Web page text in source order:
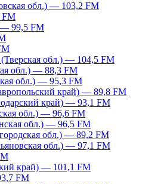
обл.) — 103,2 FM
FM
99,5 FM
обл.) — 104,5 FM
обл.) — 88,3 FM
обл.) — 95,3 FM
край) — 89,8 FM
край) — 93,1 FM
обл.) — 96,6 FM
обл.) — 96,5 FM
обл.) — 89,2 FM
обл.) — 97,1 FM
край) — 101,1 FM
FM